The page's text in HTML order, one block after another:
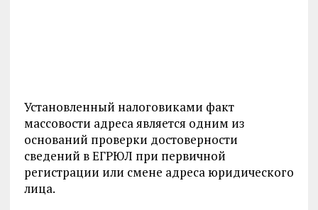
Установленный налоговиками факт
массовости адреса является одним из
оснований проверки достоверности
сведений в ЕГРЮЛ при первичной
регистрации или смене адреса юридического
лица.